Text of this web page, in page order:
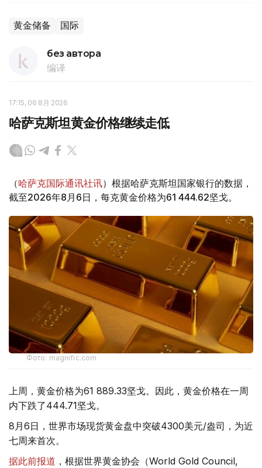
黄金储备 国际
без автора
编译
17:15, 06 8月 2026
哈萨克斯坦黄金价格继续走低
（哈萨克国际通讯社讯）根据哈萨克斯坦国家银行的数据，
截至2026年8月6日，每克黄金价格为61 444.62坚戈。
Фото: magnific.com
上周，黄金价格为61 889.33坚戈。因此，黄金价格在一周
内下跌了444.71坚戈。
8月6日，世界市场现货黄金盘中突破4300美元/盎司，为近
七周来首次。
据此前报道 ，根据世界黄金协会（World Gold Council,